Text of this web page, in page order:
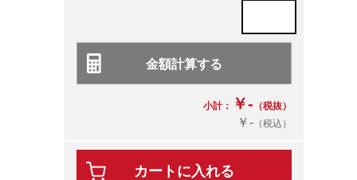
小計： ￥- （税抜）
￥-（税込）
カートに入れる